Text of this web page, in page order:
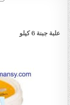
علبة جبنة 6 كيلو